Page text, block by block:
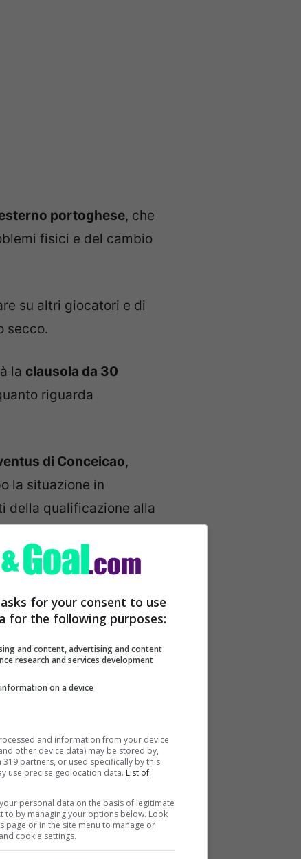
portoghese, che
fisici e del cambio
su altri giocatori e di
secco.
la clausola da 30
riguarda
di Conceicao,
la situazione in
della qualificazione alla
Conceicao
Adesso il calciatore
segneranno il
di Tudor che hanno
for your consent to use
for the following purposes:
and content, advertising and content
research and services development
on a device
and information from your device
other device data) may be stored by,
319 partners, or used specifically by this
use precise geolocation data. List of
personal data on the basis of legitimate
to by managing your options below. Look
page or in the site menu to manage or
cookie settings.